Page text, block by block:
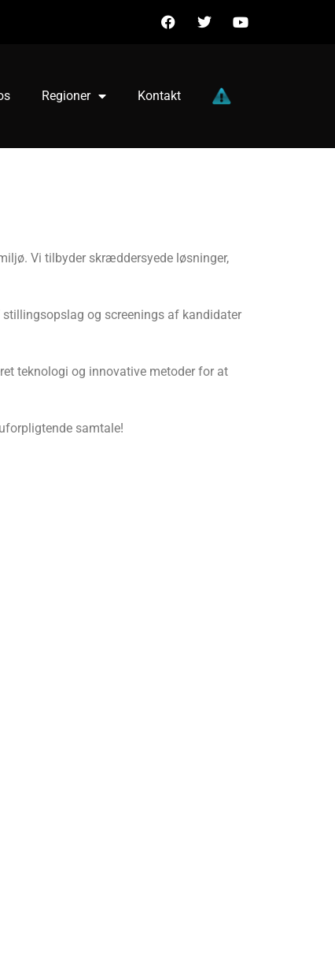
Regioner Kontakt
Vi tilbyder skræddersyede løsninger,
og screenings af kandidater
teknologi og innovative metoder for at
samtale!